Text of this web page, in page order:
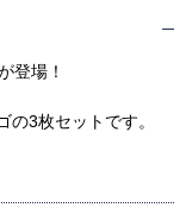
登場！
3枚セットです。